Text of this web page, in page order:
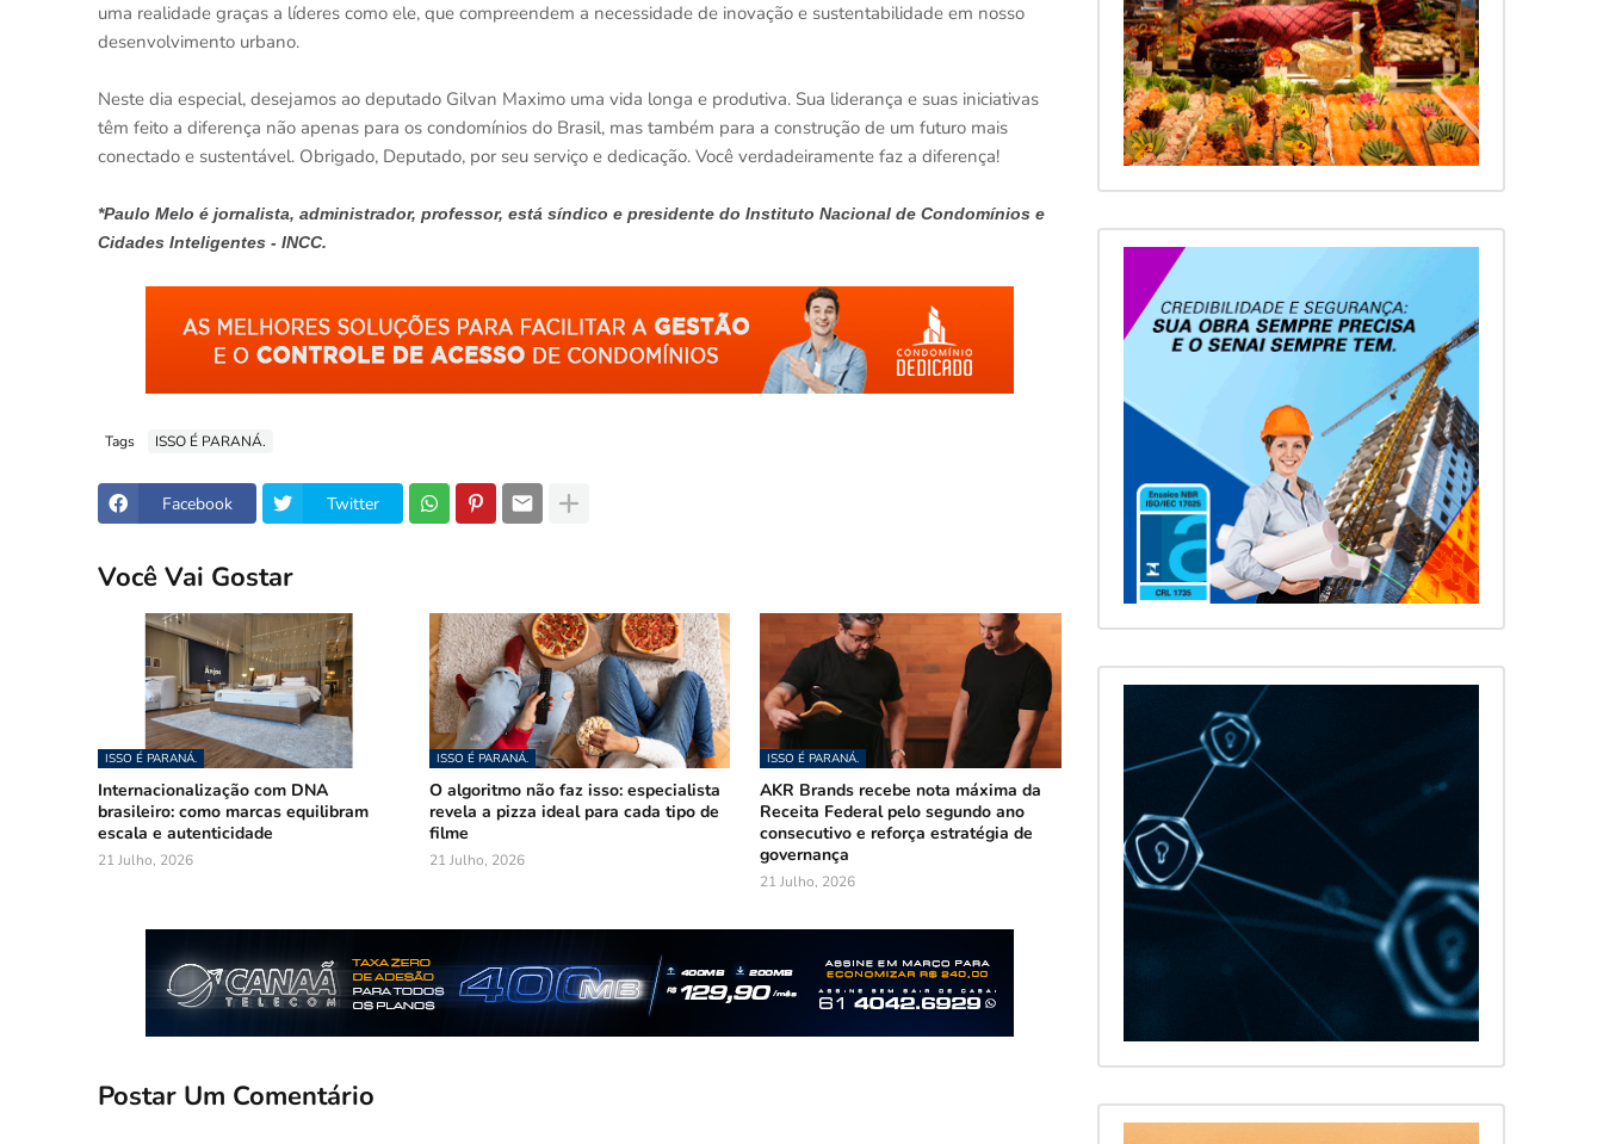
uma realidade graças a líderes como ele, que compreendem a necessidade de inovação e sustentabilidade em nosso
desenvolvimento urbano.
Neste dia especial, desejamos ao deputado Gilvan Maximo uma vida longa e produtiva. Sua liderança e suas iniciativas
têm feito a diferença não apenas para os condomínios do Brasil, mas também para a construção de um futuro mais
conectado e sustentável. Obrigado, Deputado, por seu serviço e dedicação. Você verdadeiramente faz a diferença!
*Paulo Melo é jornalista, administrador, professor, está síndico e presidente do Instituto Nacional de Condomínios e
Cidades Inteligentes - INCC.
Tags ISSO É PARANÁ.
Facebook Twitter
Você Vai Gostar
ISSO É PARANÁ.
Internacionalização com DNA
brasileiro: como marcas equilibram
escala e autenticidade
21 Julho, 2026
ISSO É PARANÁ.
O algoritmo não faz isso: especialista
revela a pizza ideal para cada tipo de
filme
21 Julho, 2026
ISSO É PARANÁ.
AKR Brands recebe nota máxima da
Receita Federal pelo segundo ano
consecutivo e reforça estratégia de
governança
21 Julho, 2026
Postar Um Comentário